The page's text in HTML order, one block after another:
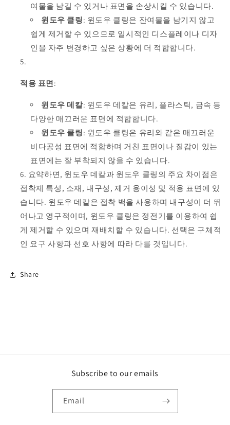
여물을 남길 수 있거나 표면을 손상시킬 수 있습니다.
윈도우 클링: 윈도우 클링은 잔여물을 남기지 않고
쉽게 제거할 수 있으므로 일시적인 디스플레이나 디자
인을 자주 변경하고 싶은 상황에 더 적합합니다.
적용 표면:
윈도우 데칼: 윈도우 데칼은 유리, 플라스틱, 금속 등
다양한 매끄러운 표면에 적합합니다.
윈도우 클링: 윈도우 클링은 유리와 같은 매끄러운
비다공성 표면에 적합하며 거친 표면이나 질감이 있는
표면에는 잘 부착되지 않을 수 있습니다.
요약하면, 윈도우 데칼과 윈도우 클링의 주요 차이점은
접착제 특성, 소재, 내구성, 제거 용이성 및 적용 표면에 있
습니다. 윈도우 데칼은 접착 백을 사용하며 내구성이 더 뛰
어나고 영구적이며, 윈도우 클링은 정전기를 이용하여 쉽
게 제거할 수 있으며 재배치할 수 있습니다. 선택은 구체적
인 요구 사항과 선호 사항에 따라 다를 것입니다.
Share
Subscribe to our emails
Email